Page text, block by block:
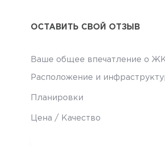
ОСТАВИТЬ СВОЙ ОТЗЫВ
Ваше общее впечатление о
Расположение и
Планировки
Цена / Качество